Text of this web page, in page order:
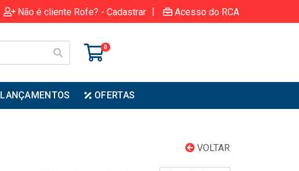
Não é cliente Rofe? - Cadastrar | Acesso do RCA
0
LANÇAMENTOS OFERTAS
VOLTAR